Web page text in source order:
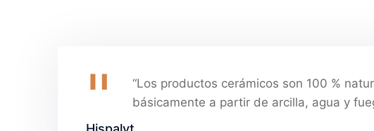
“Los productos cerámicos son 100 %
básicamente a partir de arcilla, agua y